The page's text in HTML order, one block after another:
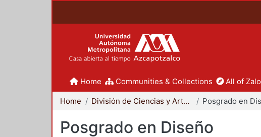
Home Communities & Collections All of
Home División de Ciencias y Artes para el Diseño Posgrado en
Posgrado en Diseño